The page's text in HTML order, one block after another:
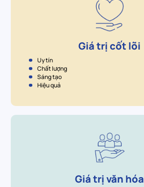
Giá trị cốt lõi
Uy tín
Chất lượng
Sáng tạo
Hiệu quả
Giá trị văn hóa